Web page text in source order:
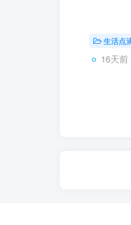
生活点
16天前